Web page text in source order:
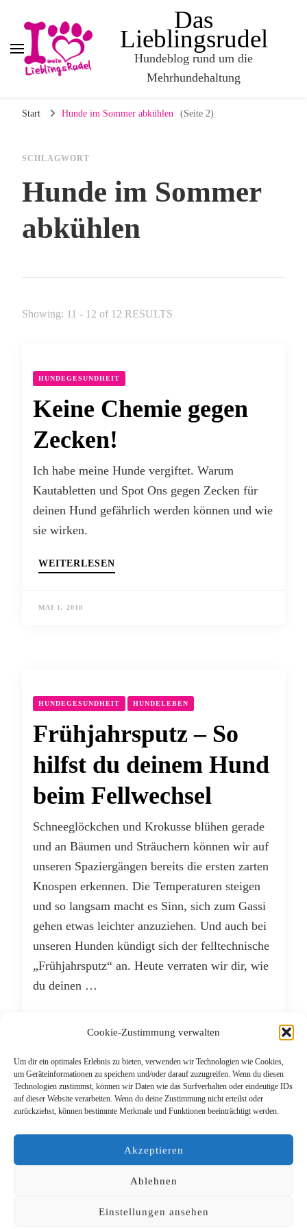
Cookie-Zustimmung verwalten
Um dir ein optimales Erlebnis zu bieten, verwenden wir Technologien wie Cookies,
um Geräteinformationen zu speichern und/oder darauf zuzugreifen. Wenn du diesen
Technologien zustimmst, können wir Daten wie das Surfverhalten oder eindeutige IDs
auf dieser Website verarbeiten. Wenn du deine Zustimmung nicht erteilst oder
zurückziehst, können bestimmte Merkmale und Funktionen beeinträchtigt werden.
Akzeptieren
Ablehnen
Einstellungen ansehen
Das
Lieblingsrudel
Hundeblog rund um die
Mehrhundehaltung
Start Hunde im Sommer abkühlen (Seite 2)
SCHLAGWORT
Hunde im Sommer
abkühlen
Showing: 11 - 12 of 12 RESULTS
HUNDEGESUNDHEIT
Keine Chemie gegen
Zecken!
Ich habe meine Hunde vergiftet. Warum
Kautabletten und Spot Ons gegen Zecken für
deinen Hund gefährlich werden können und wie
sie wirken.
WEITERLESEN
MAI 1, 2018
HUNDEGESUNDHEIT HUNDELEBEN
Frühjahrsputz – So
hilfst du deinem Hund
beim Fellwechsel
Schneeglöckchen und Krokusse blühen gerade
und an Bäumen und Sträuchern können wir auf
unseren Spaziergängen bereits die ersten zarten
Knospen erkennen. Die Temperaturen steigen
und so langsam macht es Sinn, sich zum Gassi
gehen etwas leichter anzuziehen. Und auch bei
unseren Hunden kündigt sich der felltechnische
„Frühjahrsputz“ an. Heute verraten wir dir, wie
du deinen …
MÄRZ 15, 2018
Beitragsnavigation Neuere Beiträge